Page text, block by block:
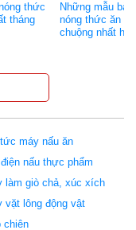
thức
tháng
Những mẫu
nóng thức ăn
chuộng nhất
máy nấu ăn
điện nấu thực phẩm
làm giò chả, xúc xích
vặt lông động vật
chiên